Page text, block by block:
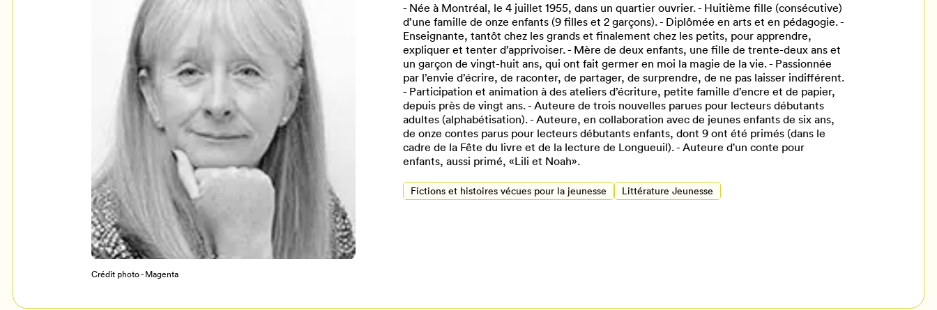
Programmation
Crédit photo - Magenta
- Née à Montréal, le 4 juillet 1955, dans un quartier ouvrier. - Huitième fille (consécutive)
d’une famille de onze enfants (9 filles et 2 garçons). - Diplômée en arts et en pédagogie. -
Enseignante, tantôt chez les grands et finalement chez les petits, pour apprendre,
expliquer et tenter d’apprivoiser. - Mère de deux enfants, une fille de trente-deux ans et
un garçon de vingt-huit ans, qui ont fait germer en moi la magie de la vie. - Passionnée
par l’envie d’écrire, de raconter, de partager, de surprendre, de ne pas laisser indifférent.
- Participation et animation à des ateliers d’écriture, petite famille d’encre et de papier,
depuis près de vingt ans. - Auteure de trois nouvelles parues pour lecteurs débutants
adultes (alphabétisation). - Auteure, en collaboration avec de jeunes enfants de six ans,
de onze contes parus pour lecteurs débutants enfants, dont 9 ont été primés (dans le
cadre de la Fête du livre et de la lecture de Longueuil). - Auteure d'un conte pour
enfants, aussi primé, «Lili et Noah».
Fictions et histoires vécues pour la jeunesse Littérature Jeunesse
Pour enregistrer vos favoris,
connectez-vous ou créez votre profil